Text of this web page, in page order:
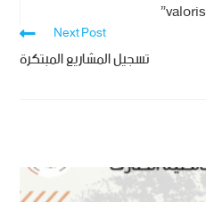
Next Post
تسجيل المشاريع المبتكرة